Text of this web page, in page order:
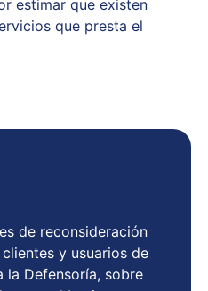
estimar que existen
que presta el
de reconsideración
y usuarios de
la Defensoría, sobre